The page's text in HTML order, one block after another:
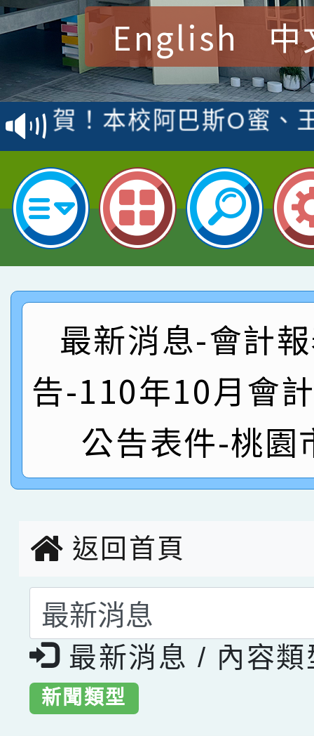
English 中
賀！本校參加桃園市中
賽 洪綺君教師榮獲社
名
賀！本校阿巴斯O蜜、
倩參加桃園市科展 國
名 指導老師王老師、
賀！本校四年二班張O
園市英語競賽國小朗讀
指導老師林老師
賀！本校參加桃園市中
賽 劉文瑛教師榮獲教
臺灣台語-第二名
賀！本校參與2026世
市賽榮獲科學小創客佳
創客第三名。
賀！本校參加桃園市中
賽 洪綺君教師榮獲社
名
倩參加桃園市科展 國
名 指導老師王老師、
賀！本校四年二班張O
園市英語競賽國小朗讀
指導老師林老師
賀！本校參加桃園市中
賽 劉文瑛教師榮獲教
臺灣台語-第二名
賀！本校參與2026世
市賽榮獲科學小創客佳
最新消息-會計
告-110年10月會
公告表件-桃園
返回首頁
選擇後頁面內容會更
最新消息 / 內容類
新聞類型